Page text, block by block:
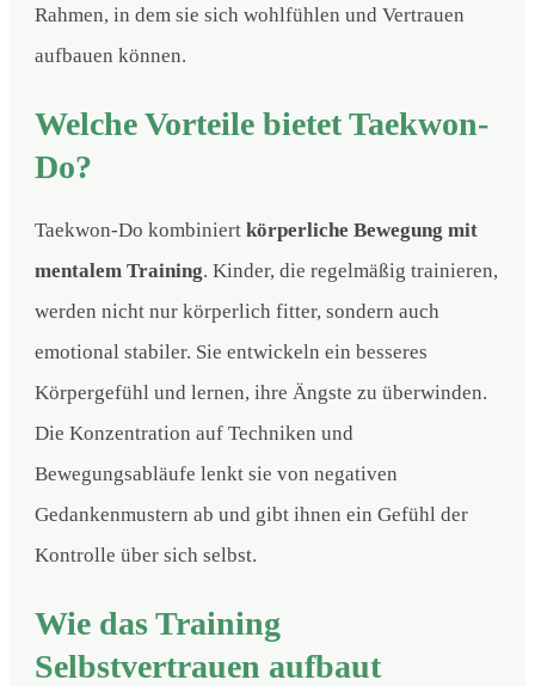
Rahmen, in dem sie sich wohlfühlen und Vertrauen
aufbauen können.
Welche Vorteile bietet Taekwon-
Do?
Taekwon-Do kombiniert körperliche Bewegung mit
mentalem Training. Kinder, die regelmäßig trainieren,
werden nicht nur körperlich fitter, sondern auch
emotional stabiler. Sie entwickeln ein besseres
Körpergefühl und lernen, ihre Ängste zu überwinden.
Die Konzentration auf Techniken und
Bewegungsabläufe lenkt sie von negativen
Gedankenmustern ab und gibt ihnen ein Gefühl der
Kontrolle über sich selbst.
Wie das Training
Selbstvertrauen aufbaut